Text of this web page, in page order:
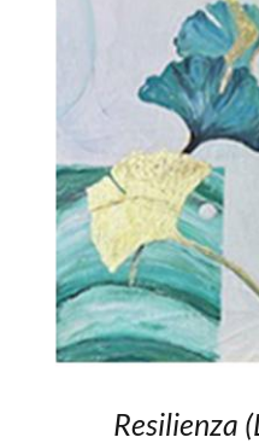
Resilienza